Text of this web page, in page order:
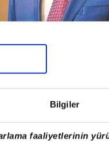
Bilgiler
faaliyetlerinin
uçuş yapan
Ahmet Bolat,
ağımız.
hava yolu şirketi